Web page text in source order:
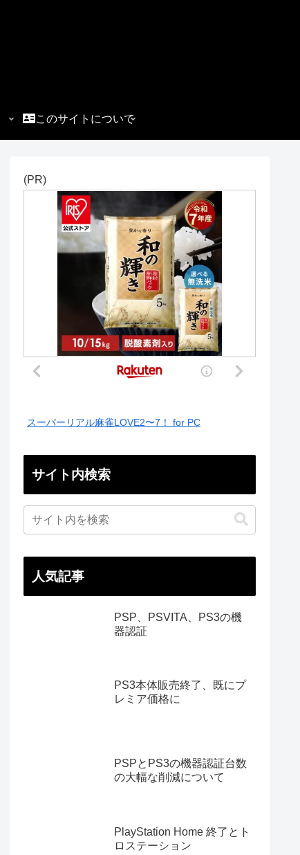
このサイトについて
(PR)
スーパーリアル麻雀LOVE2〜7！ for PC
サイト内検索
人気記事
PSP、PSVITA、PS3の機
器認証
PS3本体販売終了、既にプ
レミア価格に
PSPとPS3の機器認証台数
の大幅な削減について
PlayStation Home 終了とト
ロステーション